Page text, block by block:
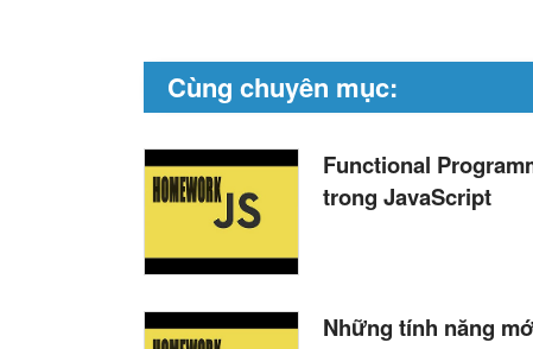
Cùng chuyên mục:
Functional
trong JavaScript
Những tính năng